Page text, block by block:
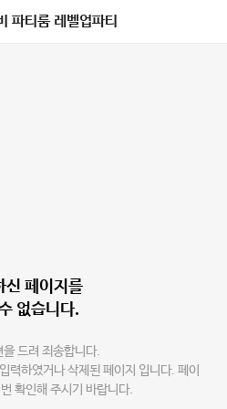
파티룸 레벨업파티
신 페이지를
없습니다.
을 드려 죄송합니다.
력하였거나 삭제된 페이지 입니다. 페이
확인해 주시기 바랍니다.